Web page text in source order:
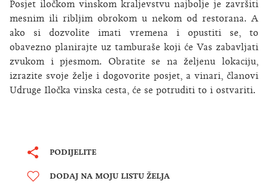
Posjet iločkom vinskom kraljevstvu najbolje je završiti
mesnim ili ribljim obrokom u nekom od restorana. A
ako si dozvolite imati vremena i opustiti se, to
obavezno planirajte uz tamburaše koji će Vas zabavljati
zvukom i pjesmom. Obratite se na željenu lokaciju,
izrazite svoje želje i dogovorite posjet, a vinari, članovi
Udruge Iločka vinska cesta, će se potruditi to i ostvariti.
PODIJELITE
DODAJ NA MOJU LISTU ŽELJA